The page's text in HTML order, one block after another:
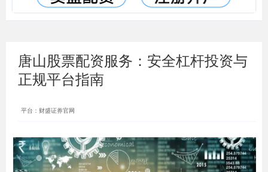
唐山股票配资服务：安全杠杆投资与
正规平台指南
平台：财盛证券官网